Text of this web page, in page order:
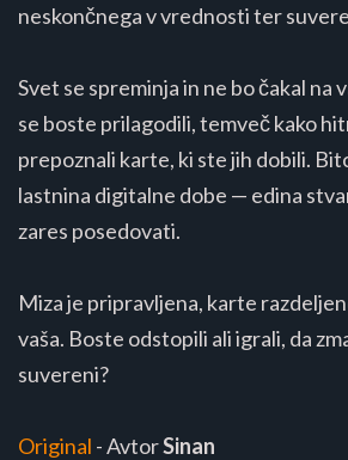
neskončnega v vrednosti ter
Svet se spreminja in ne bo čakal na
se boste prilagodili, temveč kako
prepoznali karte, ki ste jih dobili.
lastnina digitalne dobe — edina
zares posedovati.
Miza je pripravljena, karte
vaša. Boste odstopili ali igrali, da
suvereni?
Original - AvtorSinan